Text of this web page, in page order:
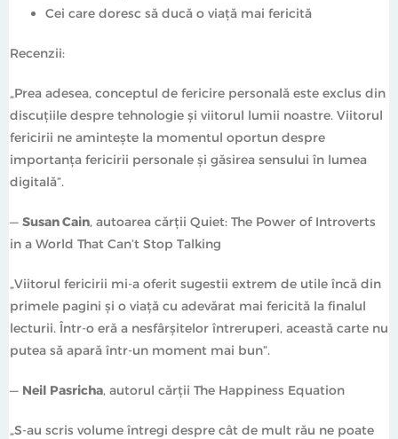
Cei care doresc să ducă o viață mai fericită
Recenzii:
„Prea adesea, conceptul de fericire personală este exclus din
discuțiile despre tehnologie și viitorul lumii noastre. Viitorul
fericirii ne amintește la momentul oportun despre
importanța fericirii personale și găsirea sensului în lumea
digitală”.
— Susan Cain, autoarea cărții Quiet: The Power of Introverts
in a World That Can’t Stop Talking
„Viitorul fericirii mi-a oferit sugestii extrem de utile încă din
primele pagini și o viață cu adevărat mai fericită la finalul
lecturii. Într-o eră a nesfârșitelor întreruperi, această carte nu
putea să apară într-un moment mai bun”.
— Neil Pasricha, autorul cărții The Happiness Equation
„S-au scris volume întregi despre cât de mult rău ne poate